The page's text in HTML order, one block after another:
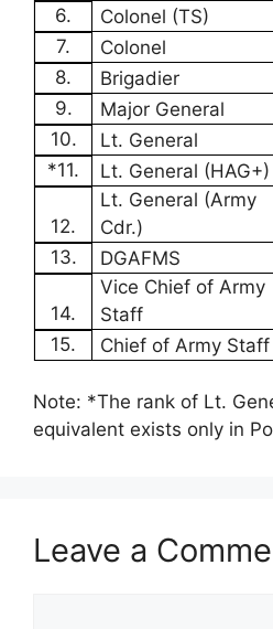
6.
Colonel (TS)
7.
Colonel
8.
Brigadier
9.
Major General
10.
Lt. General
*11.
Lt. General (HAG+)
12.
Lt. General (Army
Cdr.)
13.
DGAFMS
14.
Vice Chief of Army
Staff
15.
Chief of Army Staff
Note: *The rank of Lt.
equivalent exists only in
Leave a